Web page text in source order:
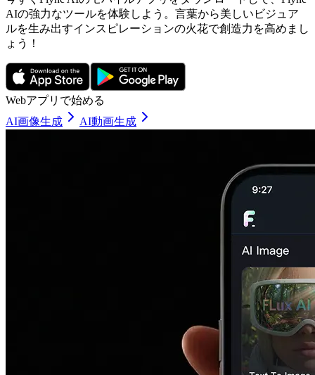
AIの強力なツールを体験しよう。言葉から美しいビジュア
ルを生み出すインスピレーションの火花で創造力を高めまし
ょう！
Webアプリで始める
AI画像生成
AI動画生成